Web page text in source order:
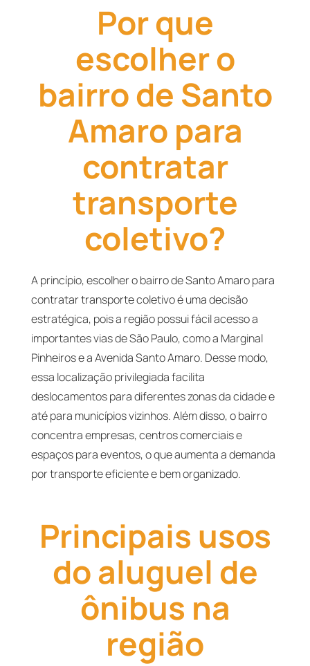
Por que
escolher o
bairro de Santo
Amaro para
contratar
transporte
coletivo?
A princípio, escolher o bairro de Santo Amaro para
contratar transporte coletivo é uma decisão
estratégica, pois a região possui fácil acesso a
importantes vias de São Paulo, como a Marginal
Pinheiros e a Avenida Santo Amaro. Desse modo,
essa localização privilegiada facilita
deslocamentos para diferentes zonas da cidade e
até para municípios vizinhos. Além disso, o bairro
concentra empresas, centros comerciais e
espaços para eventos, o que aumenta a demanda
por transporte eficiente e bem organizado.
Principais usos
do aluguel de
ônibus na
região